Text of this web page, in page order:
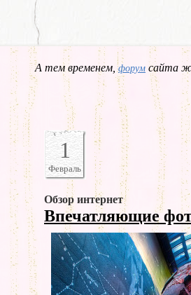
А тем временем,форум сайта
1
Февраль
Обзор интернет
Впечатляющие